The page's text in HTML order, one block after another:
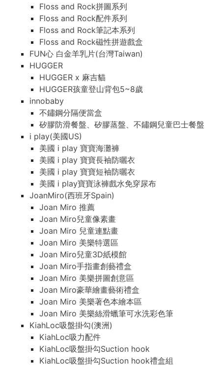
Floss and Rock拼圖系列
Floss and Rock配件系列
Floss and Rock筆記本系列
Floss and Rock磁性拼遊戲盒
FUN心 白金羊乳片(台灣Taiwan)
HUGGER
HUGGER x 麻吉貓
HUGGER孩童登山背包5~8歲
innobaby
不鏽鋼分隔便當盒
矽膠防滑餐盤、矽膠蒸盤、不鏽鋼兒童巴士餐盤
i play(美國US)
美國 i play 寶寶海灘褲
美國 i play 寶寶長袖防曬衣
美國 i play 寶寶短袖防曬衣
美國 i play寶寶泳褲戲水免穿尿布
JoanMiro(西班牙Spain)
Joan Miro 推薦
Joan Miro兒童像素畫
Joan Miro 兒童連點畫
Joan Miro 美樂特選區
Joan Miro兒童3D紙模館
Joan Miro手指畫創藝禮盒
Joan Miro 美樂拼圖創意區
Joan Miro豪華繪畫藝術禮盒
Joan Miro 美樂著色本繪本區
Joan Miro 美樂絲滑蠟筆可水洗彩色筆
KiahLoc吸盤掛勾(澳洲)
KiahLoc吸力配件
KiahLoc吸盤掛勾Suction hook
KiahLoc吸盤掛勾Suction hook禮盒組